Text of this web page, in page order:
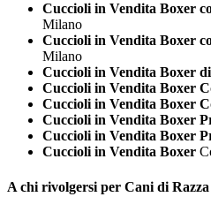
Cuccioli in Vendita Boxer
Milano
Cuccioli in Vendita Boxer
Milano
Cuccioli in Vendita Boxer
Cuccioli in Vendita Boxer
Cuccioli in Vendita Boxer
Cuccioli in Vendita Boxer
Cuccioli in Vendita Boxer
Cuccioli in Vendita Boxer
A chi rivolgersi per Cani di Razza